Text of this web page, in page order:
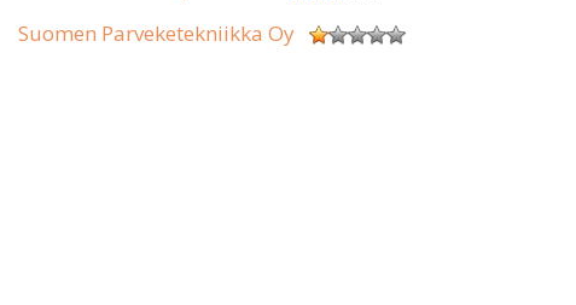
Suomen Parveketekniikka Oy